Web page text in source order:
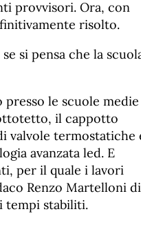
provvisori. Ora, con
risolto.
si pensa che la
le scuole medie
il cappotto
valvole termostatiche
avanzata led. E
per il quale i lavori
Renzo Martelloni di
tempi stabiliti.